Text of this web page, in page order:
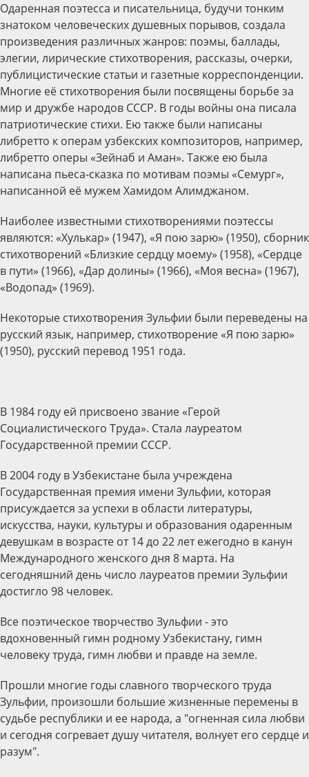
Одаренная поэтесса и писательница, будучи тонким
знатоком человеческих душевных порывов, создала
произведения различных жанров: поэмы, баллады,
элегии, лирические стихотворения, рассказы, очерки,
публицистические статьи и газетные корреспонденции.
Многие её стихотворения были посвящены борьбе за
мир и дружбе народов СССР. В годы войны она писала
патриотические стихи. Ею также были написаны
либретто к операм узбекских композиторов, например,
либретто оперы «Зейнаб и Аман». Также ею была
написана пьеса-сказка по мотивам поэмы «Семург»,
написанной её мужем Хамидом Алимджаном.
Наиболее известными стихотворениями поэтессы
являются: «Хулькар» (1947), «Я пою зарю» (1950), сборник
стихотворений «Близкие сердцу моему» (1958), «Сердце
в пути» (1966), «Дар долины» (1966), «Моя весна» (1967),
«Водопад» (1969).
Некоторые стихотворения Зульфии были переведены на
русский язык, например, стихотворение «Я пою зарю»
(1950), русский перевод 1951 года.
В 1984 году ей присвоено звание «Герой
Социалистического Труда». Стала лауреатом
Государственной премии СССР.
В 2004 году в Узбекистане была учреждена
Государственная премия имени Зульфии, которая
присуждается за успехи в области литературы,
искусства, науки, культуры и образования одаренным
девушкам в возрасте от 14 до 22 лет ежегодно в канун
Международного женского дня 8 марта. На
сегодняшний день число лауреатов премии Зульфии
достигло 98 человек.
Все поэтическое творчество Зульфии - это
вдохновенный гимн родному Узбекистану, гимн
человеку труда, гимн любви и правде на земле.
Прошли многие годы славного творческого труда
Зульфии, произошли большие жизненные перемены в
судьбе республики и ее народа, а "огненная сила любви
и сегодня согревает душу читателя, волнует его сердце и
разум".